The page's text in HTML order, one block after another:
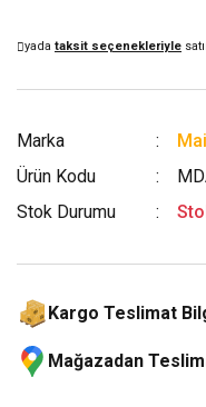
yada taksit seçenekleriyle
Marka
Ürün Kodu
Stok Durumu
Kargo Teslimat
Mağazadan